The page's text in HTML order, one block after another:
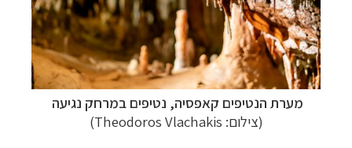
מערת הנטיפים קאפסיה, נטיפים במרחק נגיעה
(צילום: Theodoros Vlachakis)